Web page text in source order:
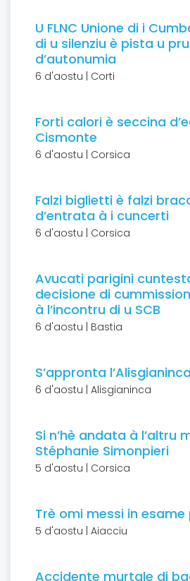
U FLNC Unione di i
di u silenziu è pista u
d’autonumia
6 d'aostu | Corti
Forti calori è seccina
Cismonte
6 d'aostu | Corsica
Falzi biglietti è falzi
d’entrata à i cuncerti
6 d'aostu | Corsica
Avucati parigini
decisione di
à l’incontru di u SCB
6 d'aostu | Bastia
S’appronta l’Alisgianinca
6 d'aostu | Alisgianinca
Si n’hè andata à l’altru
Stéphanie Simonpieri
5 d'aostu | Corsica
Trè omi messi in esame
5 d'aostu | Aiacciu
Accidente murtale di